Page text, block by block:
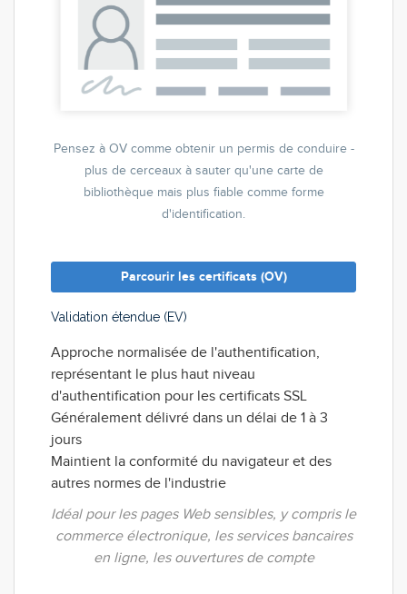
Pensez à OV comme obtenir un permis de conduire -
plus de cerceaux à sauter qu'une carte de
bibliothèque mais plus fiable comme forme
d'identification.
Parcourir les certificats (OV)
Validation étendue (EV)
Approche normalisée de l'authentification,
représentant le plus haut niveau
d'authentification pour les certificats SSL
Généralement délivré dans un délai de 1 à 3
jours
Maintient la conformité du navigateur et des
autres normes de l'industrie
Idéal pour les pages Web sensibles, y compris le
commerce électronique, les services bancaires
en ligne, les ouvertures de compte